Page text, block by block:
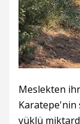
Meslekten
Karatepe'nin
yüklü